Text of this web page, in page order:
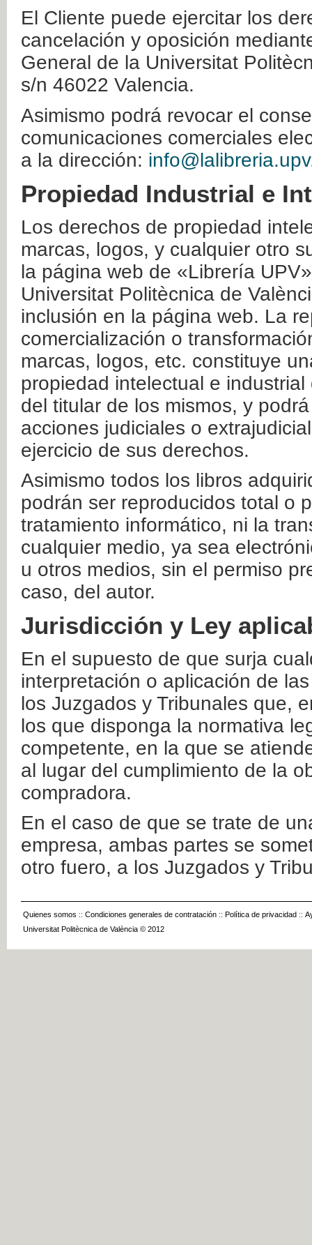
El Cliente puede ejercitar los
cancelación y oposición
General de la Universitat
s/n 46022 Valencia.
Asimismo podrá revocar el
comunicaciones comerciales
a la dirección:
Propiedad Industrial e
Los derechos de propiedad
marcas, logos, y cualquier otro
la página web de «Librería
Universitat Politècnica de
inclusión en la página web. La
comercialización o
marcas, logos, etc. constituye
propiedad intelectual e
del titular de los mismos, y
acciones judiciales o
ejercicio de sus derechos.
Asimismo todos los libros
podrán ser reproducidos total o
tratamiento informático, ni la
cualquier medio, ya sea
u otros medios, sin el permiso
caso, del autor.
Jurisdicción y Ley
En el supuesto de que surja
interpretación o aplicación de
los Juzgados y Tribunales que,
los que disponga la normativa
competente, en la que se
al lugar del cumplimiento de la
compradora.
En el caso de que se trate de
empresa, ambas partes se
otro fuero, a los Juzgados y
Quienes somos :: Condiciones generales de contratación :: Política de privacidad ::
Universitat Politècnica de València © 2012